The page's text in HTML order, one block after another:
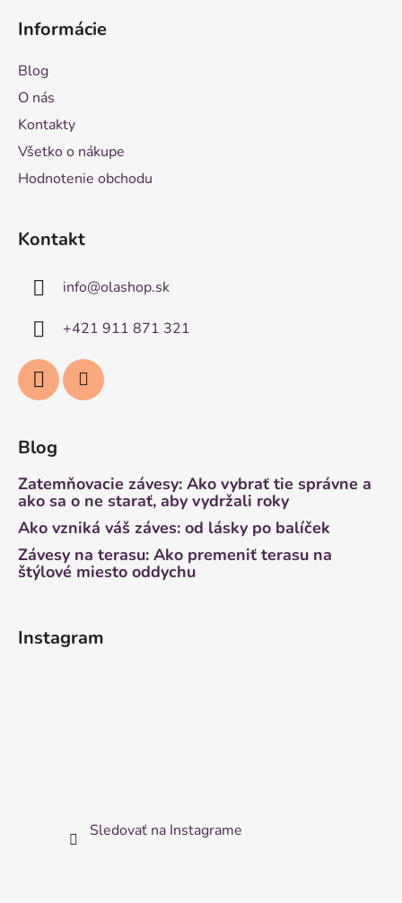
Informácie
Blog
O nás
Kontakty
Všetko o nákupe
Hodnotenie obchodu
Kontakt
info@olashop.sk
+421 911 871 321
Blog
Zatemňovacie závesy: Ako vybrať tie správne a
ako sa o ne starať, aby vydržali roky
Ako vzniká váš záves: od lásky po balíček
Závesy na terasu: Ako premeniť terasu na
štýlové miesto oddychu
Instagram
Sledovať na Instagrame